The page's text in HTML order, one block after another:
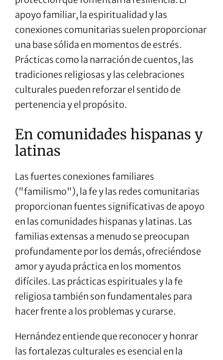
apoyo familiar, la espiritualidad y las
conexiones comunitarias suelen proporcionar
una base sólida en momentos de estrés.
Prácticas como la narración de cuentos, las
tradiciones religiosas y las celebraciones
culturales pueden reforzar el sentido de
pertenencia y el propósito.
En comunidades hispanas y
latinas
Las fuertes conexiones familiares
("familismo"), la fe y las redes comunitarias
proporcionan fuentes significativas de apoyo
en las comunidades hispanas y latinas. Las
familias extensas a menudo se preocupan
profundamente por los demás, ofreciéndose
amor y ayuda práctica en los momentos
difíciles. Las prácticas espirituales y la fe
religiosa también son fundamentales para
hacer frente a los problemas y curarse.
Hernández entiende que reconocer y honrar
las fortalezas culturales es esencial en la